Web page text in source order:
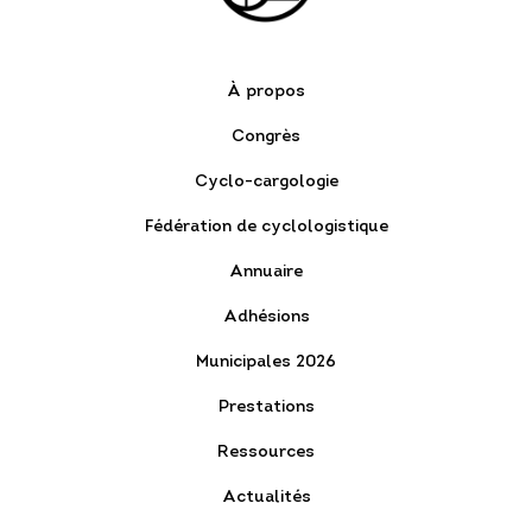
À propos
Congrès
Cyclo-cargologie
Fédération de cyclologistique
Annuaire
Adhésions
Municipales 2026
Prestations
Ressources
Actualités